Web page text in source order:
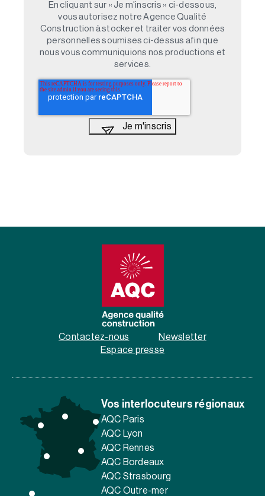
En cliquant sur « Je m'inscris » ci-dessous,
vous autorisez notre Agence Qualité
Construction à stocker et traiter vos données
personnelles soumises ci-dessus afin que
nous vous communiquions nos productions et
services.
Contactez-nous
Newsletter
Espace presse
Vos interlocuteurs régionaux
AQC Paris
AQC Lyon
AQC Rennes
AQC Bordeaux
AQC Strasbourg
AQC Outre-mer